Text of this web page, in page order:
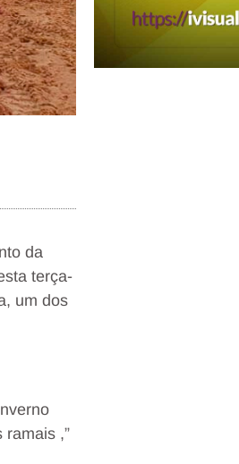
da
terça-
um dos
,”